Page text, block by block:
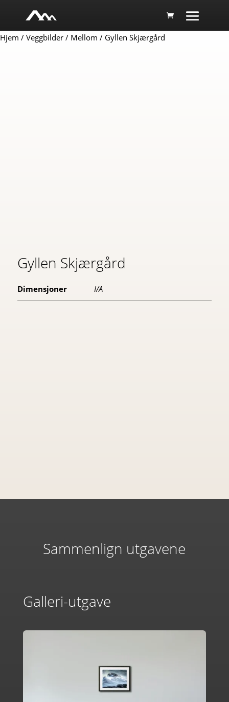
Hjem / Veggbilder / Mellom / Gyllen Skjærgård
Gyllen Skjærgård
Dimensjoner I/A
Sammenlign utgavene
Galleri-utgave